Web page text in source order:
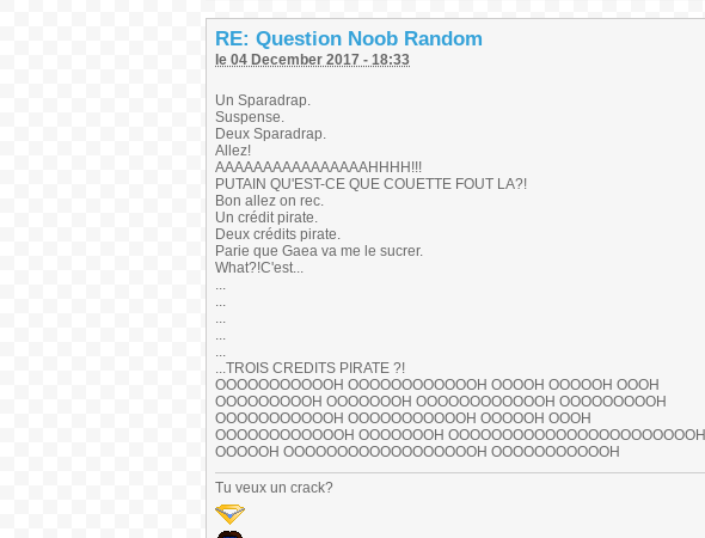
RE: Question Noob Random
le 04 December 2017 - 18:33
Un Sparadrap.
Suspense.
Deux Sparadrap.
Allez!
AAAAAAAAAAAAAAAAHHHH!!!
PUTAIN QU'EST-CE QUE COUETTE FOUT LA?!
Bon allez on rec.
Un crédit pirate.
Deux crédits pirate.
Parie que Gaea va me le sucrer.
What?!C'est...
...
...
...
...
...
...TROIS CREDITS PIRATE ?!
OOOOOOOOOOOH OOOOOOOOOOOOH OOOOH OOOOOH OOOH
OOOOOOOOOH OOOOOOOH OOOOOOOOOOOOH OOOOOOOOOH
OOOOOOOOOOOH OOOOOOOOOOOH OOOOOH OOOH
OOOOOOOOOOOOH OOOOOOOH OOOOOOOOOOOOOOOOOOOOOOOH
OOOOOH OOOOOOOOOOOOOOOOOOH OOOOOOOOOOOH
Tu veux un crack?